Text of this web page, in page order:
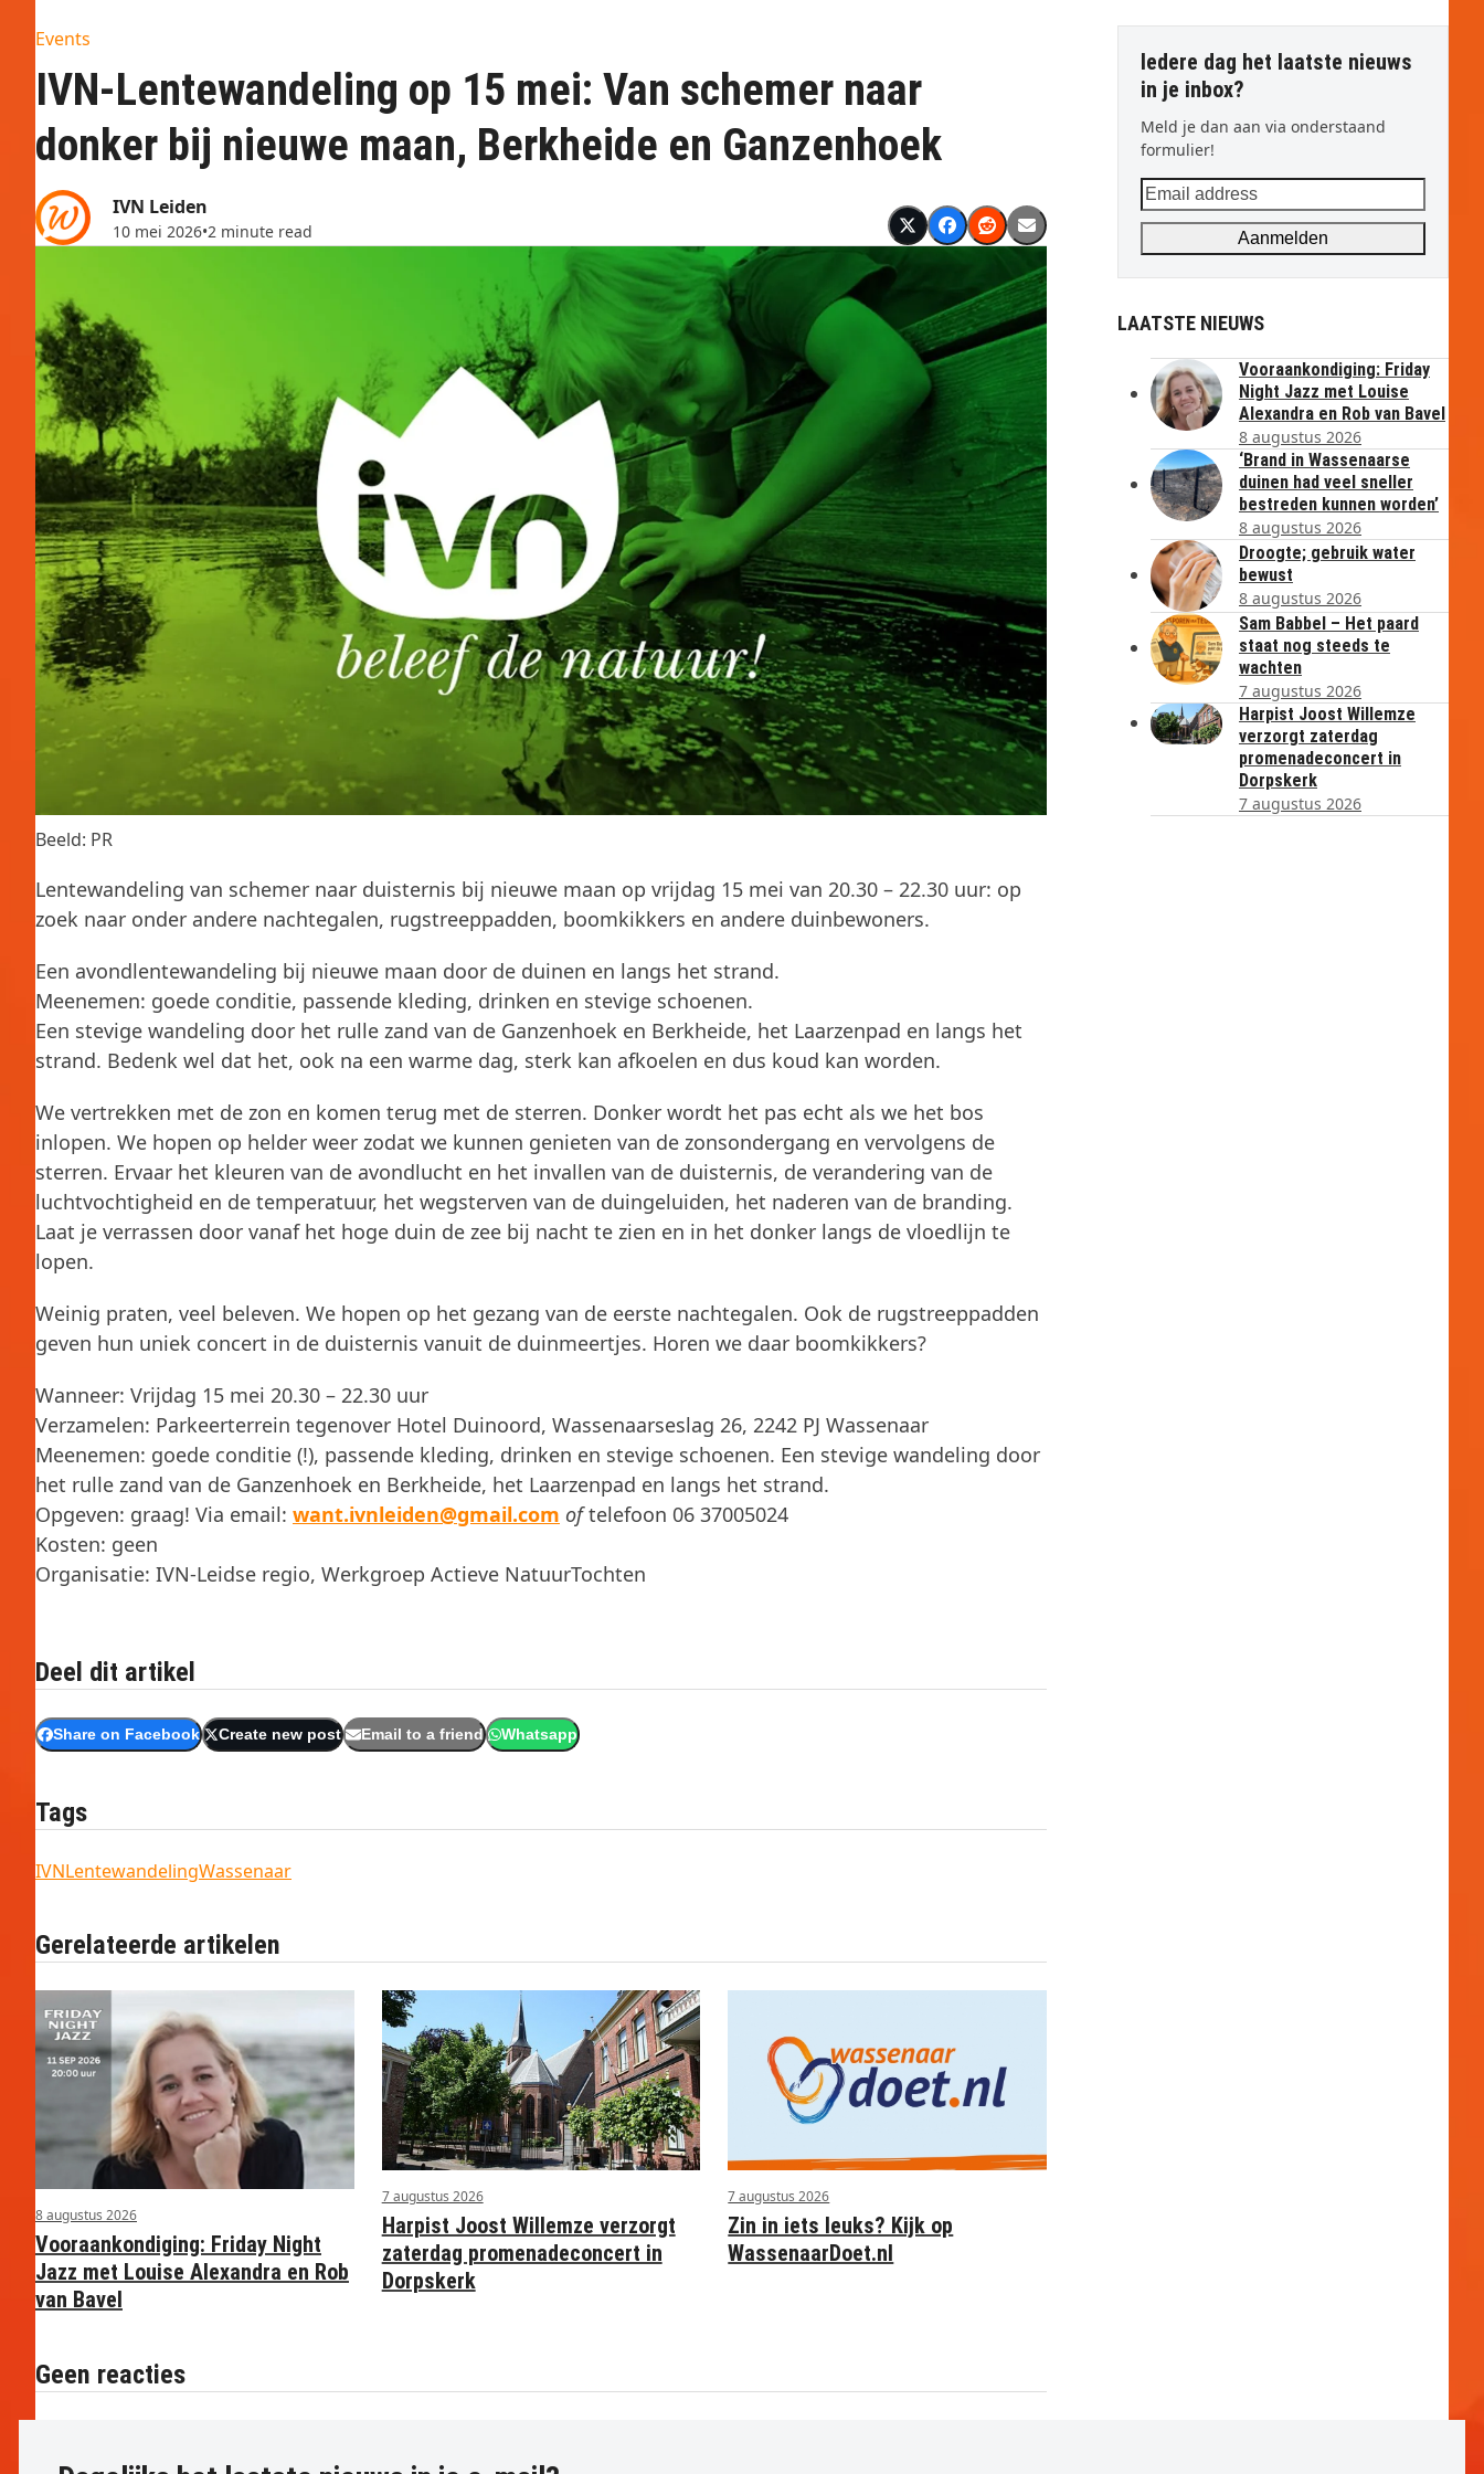
Events
IVN-Lentewandeling op 15 mei: Van schemer naar
donker bij nieuwe maan, Berkheide en Ganzenhoek
IVN Leiden
10 mei 2026•2 minute read
Beeld: PR
Lentewandeling van schemer naar duisternis bij nieuwe maan op vrijdag 15 mei van 20.30 – 22.30 uur: op
zoek naar onder andere nachtegalen, rugstreeppadden, boomkikkers en andere duinbewoners.
Een avondlentewandeling bij nieuwe maan door de duinen en langs het strand.
Meenemen: goede conditie, passende kleding, drinken en stevige schoenen.
Een stevige wandeling door het rulle zand van de Ganzenhoek en Berkheide, het Laarzenpad en langs het
strand. Bedenk wel dat het, ook na een warme dag, sterk kan afkoelen en dus koud kan worden.
We vertrekken met de zon en komen terug met de sterren. Donker wordt het pas echt als we het bos
inlopen. We hopen op helder weer zodat we kunnen genieten van de zonsondergang en vervolgens de
sterren. Ervaar het kleuren van de avondlucht en het invallen van de duisternis, de verandering van de
luchtvochtigheid en de temperatuur, het wegsterven van de duingeluiden, het naderen van de branding.
Laat je verrassen door vanaf het hoge duin de zee bij nacht te zien en in het donker langs de vloedlijn te
lopen.
Weinig praten, veel beleven. We hopen op het gezang van de eerste nachtegalen. Ook de rugstreeppadden
geven hun uniek concert in de duisternis vanuit de duinmeertjes. Horen we daar boomkikkers?
Wanneer: Vrijdag 15 mei 20.30 – 22.30 uur
Verzamelen: Parkeerterrein tegenover Hotel Duinoord, Wassenaarseslag 26, 2242 PJ Wassenaar
Meenemen: goede conditie (!), passende kleding, drinken en stevige schoenen. Een stevige wandeling door
het rulle zand van de Ganzenhoek en Berkheide, het Laarzenpad en langs het strand.
Opgeven: graag! Via email: want.ivnleiden@gmail.com oftelefoon 06 37005024
Kosten: geen
Organisatie: IVN-Leidse regio, Werkgroep Actieve NatuurTochten
Deel dit artikel
Share on Facebook Create new post Email to a friend Whatsapp
Tags
IVNLentewandelingWassenaar
Gerelateerde artikelen
8 augustus 2026
Vooraankondiging: Friday Night
Jazz met Louise Alexandra en Rob
van Bavel
7 augustus 2026
Harpist Joost Willemze verzorgt
zaterdag promenadeconcert in
Dorpskerk
7 augustus 2026
Zin in iets leuks? Kijk op
WassenaarDoet.nl
Geen reacties
Iedere dag het laatste nieuws
in je inbox?
Meld je dan aan via onderstaand
formulier!
Email
address
Aanmelden
LAATSTE NIEUWS
Vooraankondiging: Friday
Night Jazz met Louise
Alexandra en Rob van Bavel
8 augustus 2026
‘Brand in Wassenaarse
duinen had veel sneller
bestreden kunnen worden’
8 augustus 2026
Droogte; gebruik water
bewust
8 augustus 2026
Sam Babbel – Het paard
staat nog steeds te
wachten
7 augustus 2026
Harpist Joost Willemze
verzorgt zaterdag
promenadeconcert in
Dorpskerk
7 augustus 2026